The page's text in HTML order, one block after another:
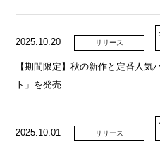
2025.10.20 リリース
【期間限定】秋の新作と定番人
ト」を発売
2025.10.01 リリース